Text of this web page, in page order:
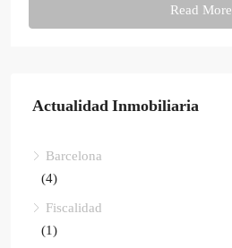
Read More
Actualidad Inmobiliaria
Barcelona
(4)
Fiscalidad
(1)